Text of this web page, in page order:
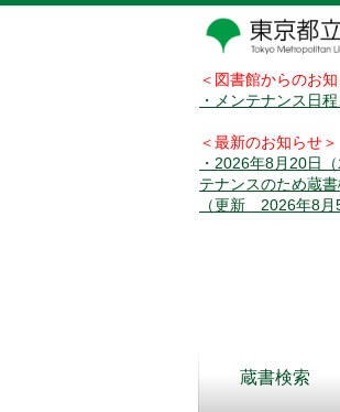
＜図書館からのお
・メンテナンス日
＜最新のお知らせ＞
・2026年8月20日
テナンスのため蔵
（更新 2026年8月5
蔵書検索